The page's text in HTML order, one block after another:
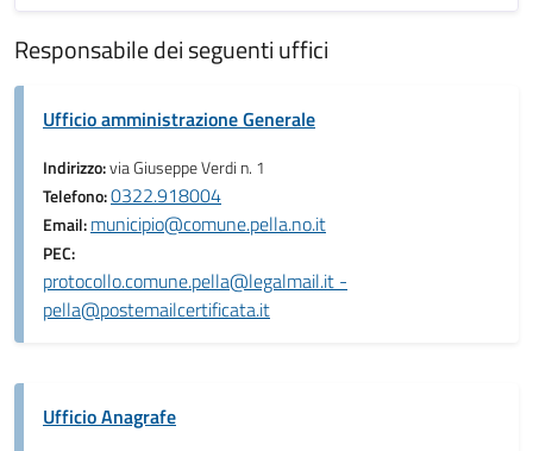
Responsabile dei seguenti uffici
Ufficio amministrazione Generale
Indirizzo:via Giuseppe Verdi n. 1
Telefono:0322.918004
Email:municipio@comune.pella.no.it
PEC:
protocollo.comune.pella@legalmail.it -
pella@postemailcertificata.it
Ufficio Anagrafe